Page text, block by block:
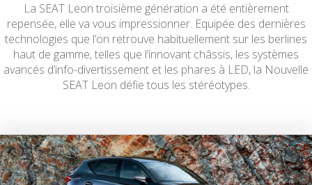
La SEAT Leon troisième génération a été entièrement
repensée, elle va vous impressionner. Equipée des dernières
technologies que l’on retrouve habituellement sur les berlines
haut de gamme, telles que l’innovant châssis, les systèmes
avancés d’info-divertissement et les phares à LED, la Nouvelle
SEAT Leon défie tous les stéréotypes.